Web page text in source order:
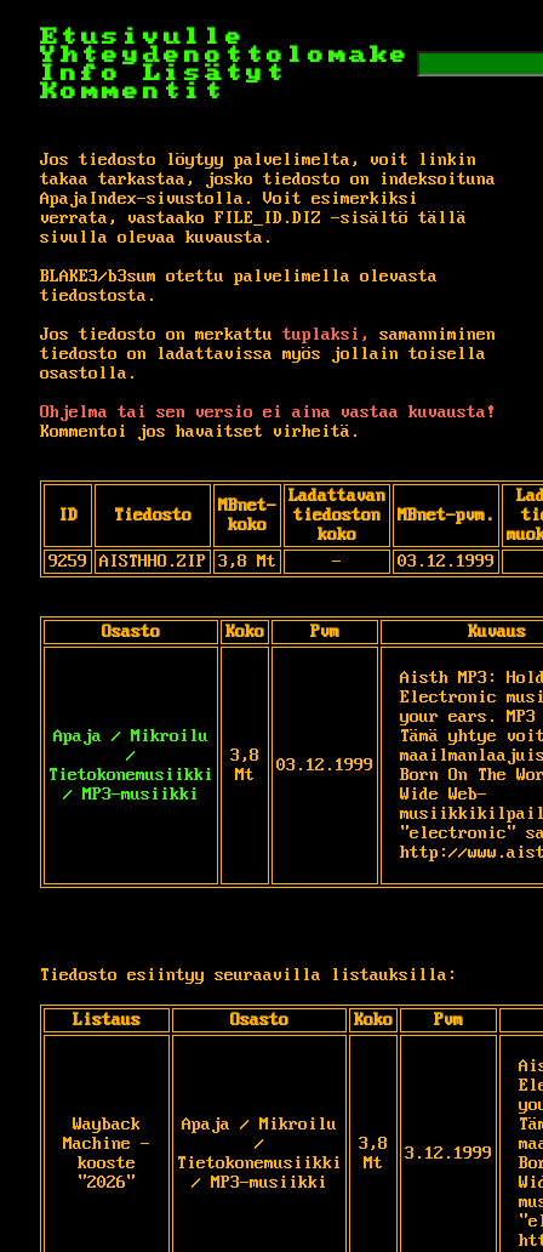
Etusivulle
Yhteydenottolomake
Info
Lisätyt
Kommentit
Jos tiedosto löytyy palvelimelta, voit linkin
takaa tarkastaa, josko tiedosto on indeksoituna
ApajaIndex-sivustolla. Voit esimerkiksi
verrata, vastaako FILE_ID.DIZ -sisältö tällä
sivulla olevaa kuvausta.
BLAKE3/b3sum otettu palvelimella olevasta
tiedostosta.
Jos tiedosto on merkattu tuplaksi,
samanniminen
tiedosto on ladattavissa myös jollain toisella
osastolla.
Ohjelma tai sen versio ei aina vastaa kuvausta!
Kommentoi jos havaitset virheitä.
ID Tiedosto
MBnet-
koko
Ladattavan
tiedoston
koko
MBnet-pvm.
9259
AISTHHO.ZIP 3,8 Mt - 03.12.1999
Osasto Koko Pvm Kuvaus
Apaja / Mikroilu
/
Tietokonemusiikki
/ MP3-musiikki
3,8
Mt
03.12.1999
Aisth MP3:
Electronic
your ears. MP3
Tämä yhtye
Born On The
Wide Web-
"electronic"
http://
Tiedosto esiintyy seuraavilla listauksilla:
Listaus Osasto Koko Pvm
Wayback
Machine -
kooste
"2026"
Apaja / Mikroilu
/
Tietokonemusiikki
/ MP3-musiikki
3,8
Mt
3.12.1999